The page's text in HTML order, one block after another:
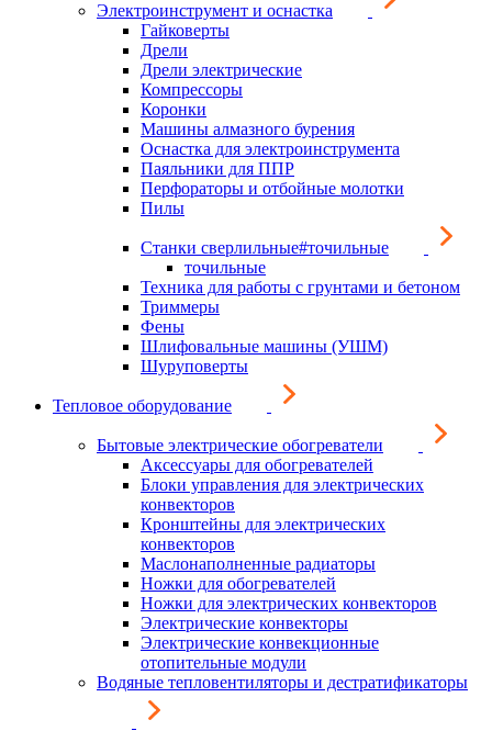
Электроинструмент и оснастка
Гайковерты
Дрели
Дрели электрические
Компрессоры
Коронки
Машины алмазного бурения
Оснастка для электроинструмента
Паяльники для ППР
Перфораторы и отбойные молотки
Пилы
Станки сверлильные#точильные
точильные
Техника для работы с грунтами и бетоном
Триммеры
Фены
Шлифовальные машины (УШМ)
Шуруповерты
Тепловое оборудование
Бытовые электрические обогреватели
Аксессуары для обогревателей
Блоки управления для электрических
конвекторов
Кронштейны для электрических
конвекторов
Маслонаполненные радиаторы
Ножки для обогревателей
Ножки для электрических конвекторов
Электрические конвекторы
Электрические конвекционные
отопительные модули
Водяные тепловентиляторы и дестратификаторы